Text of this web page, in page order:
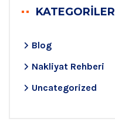
KATEGORILER
Blog
Nakliyat Rehberi
Uncategorized